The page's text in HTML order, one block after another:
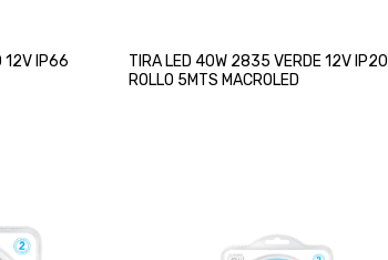
12V IP66
TIRA LED 40W 2835 VERDE 12V IP20
ROLLO 5MTS MACROLED